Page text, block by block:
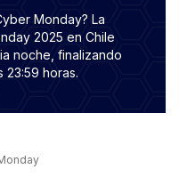
Monday? La
2025 en Chile
noche, finalizando
23:59 horas.